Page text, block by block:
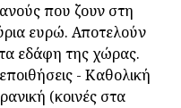
που ζουν στη
ευρώ. Αποτελούν
εδάφη της χώρας.
- Καθολική
(κοινές στα